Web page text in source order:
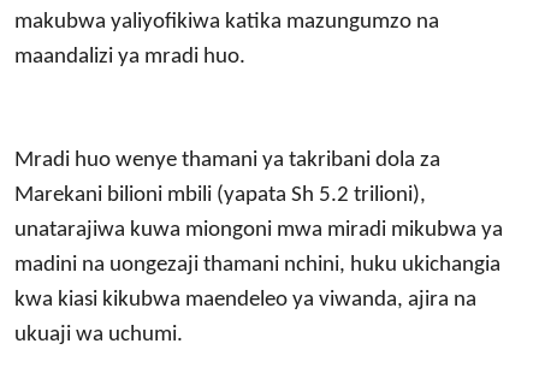
makubwa yaliyofikiwa katika mazungumzo na
maandalizi ya mradi huo.
Mradi huo wenye thamani ya takribani dola za
Marekani bilioni mbili (yapata Sh 5.2 trilioni),
unatarajiwa kuwa miongoni mwa miradi mikubwa ya
madini na uongezaji thamani nchini, huku ukichangia
kwa kiasi kikubwa maendeleo ya viwanda, ajira na
ukuaji wa uchumi.